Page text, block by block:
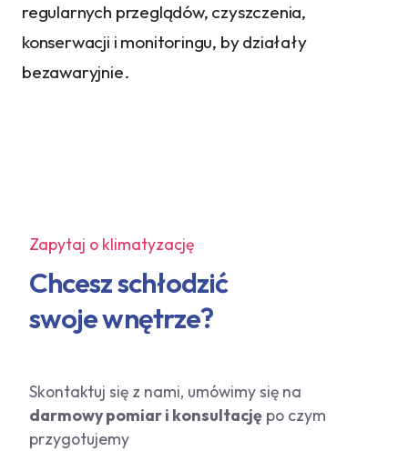
regularnych przeglądów, czyszczenia,
konserwacji i monitoringu, by działały
bezawaryjnie.
Zapytaj o klimatyzację
Chcesz schłodzić
swoje wnętrze?
Skontaktuj się z nami, umówimy się na
darmowy pomiar i konsultację po czym
przygotujemy